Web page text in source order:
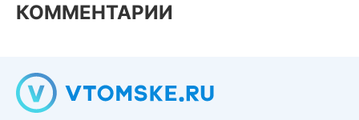
КОММЕНТАРИИ